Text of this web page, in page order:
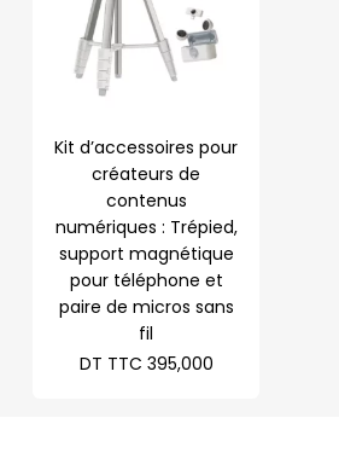
Kit d’accessoires pour
créateurs de
contenus
numériques : Trépied,
support magnétique
pour téléphone et
paire de micros sans
fil
DT TTC 395,000